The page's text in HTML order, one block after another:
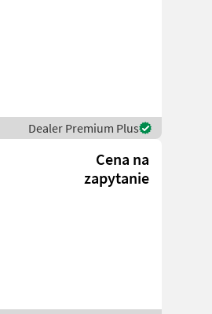
Dealer Premium Plus
Cena na
zapytanie